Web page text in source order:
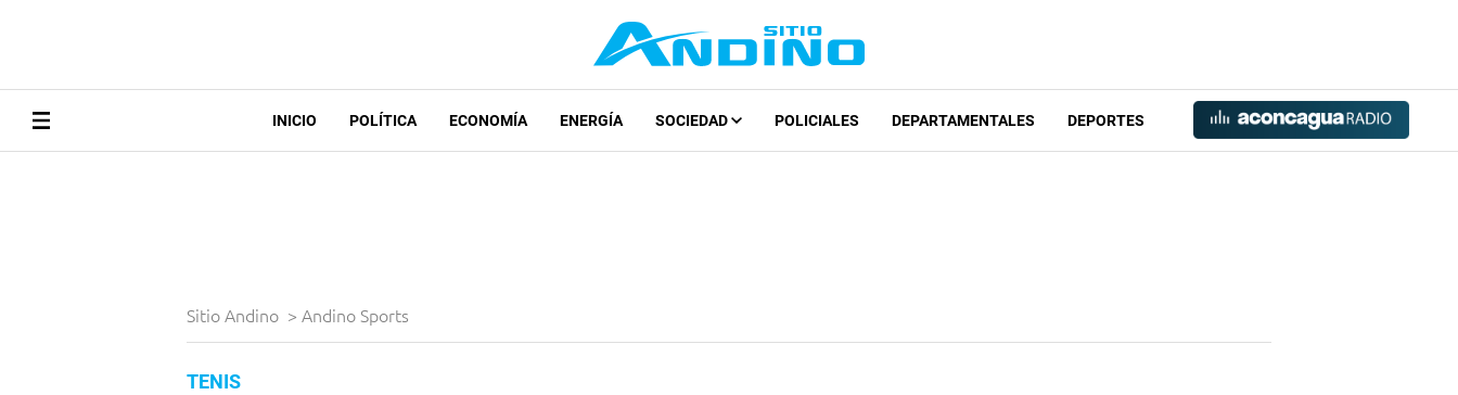
INICIO POLÍTICA ECONOMÍA ENERGÍA SOCIEDAD POLICIALES DEPARTAMENTALES DEPORTES
Sitio Andino > Andino Sports
TENIS